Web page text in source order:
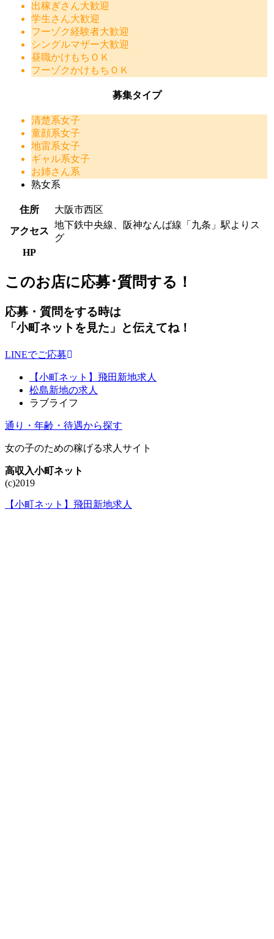
出稼ぎさん大歓迎
学生さん大歓迎
フーゾク経験者大歓迎
シングルマザー大歓迎
昼職かけもちＯＫ
フーゾクかけもちＯＫ
募集タイプ
清楚系女子
童顔系女子
地雷系女子
ギャル系女子
お姉さん系
熟女系
住所 大阪市西区
アクセス
地下鉄中央線、阪神なんば線「九条」駅よりス
グ
HP
このお店に応募･質問する！
応募・質問をする時は
「小町ネットを見た」
と伝えてね！
LINEでご応募
【小町ネット】飛田新地求人
松島新地の求人
ラブライフ
通り・年齢・待遇から探す
女の子のための稼げる求人サイト
高収入小町ネット
(c)2019
【小町ネット】飛田新地求人